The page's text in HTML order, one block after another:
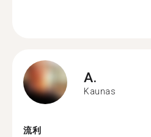
A.
Kaunas
流利